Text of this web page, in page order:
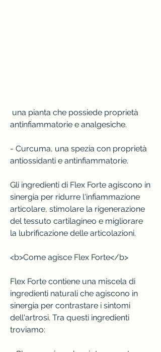
antinfiammatorie e analgesiche.
- Curcuma, una spezia con proprietà
antiossidanti e antinfiammatorie.
Gli ingredienti di Flex Forte agiscono in
sinergia per ridurre l'infiammazione
articolare, stimolare la rigenerazione
del tessuto cartilagineo e migliorare
la lubrificazione delle articolazioni.
<b>Come agisce Flex Forte</b>
Flex Forte contiene una miscela di
ingredienti naturali che agiscono in
sinergia per contrastare i sintomi
dell'artrosi. Tra questi ingredienti
troviamo: